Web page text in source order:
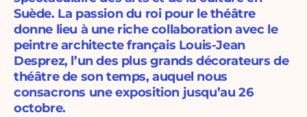
Suède. La passion du roi pour le théâtre
donne lieu à une riche collaboration avec le
peintre architecte français Louis-Jean
Desprez, l’un des plus grands décorateurs de
théâtre de son temps, auquel nous
consacrons une exposition jusqu’au 26
octobre.